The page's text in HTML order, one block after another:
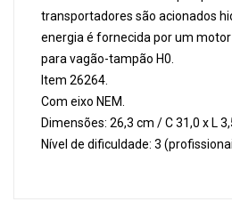
transportadores são acionados
energia é fornecida por um
para vagão-tampão H0.
Item 26264.
Com eixo NEM.
Dimensões: 26,3 cm / C 31,0 x L
Nível de dificuldade: 3